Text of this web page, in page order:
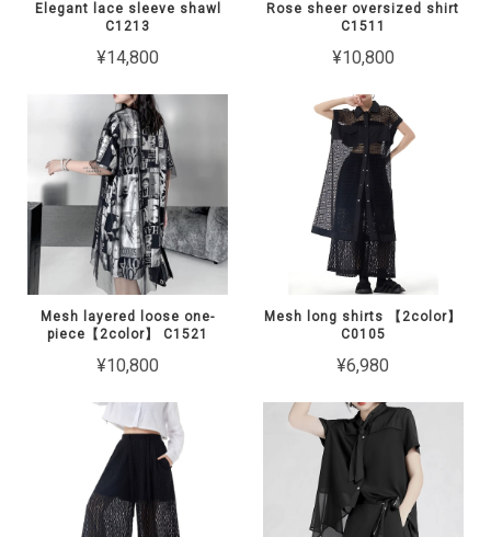
Elegant lace sleeve shawl
C1213
¥14,800
Rose sheer oversized shirt
C1511
¥10,800
Mesh layered loose one-
piece【2color】 C1521
¥10,800
Mesh long shirts 【2color】
C0105
¥6,980